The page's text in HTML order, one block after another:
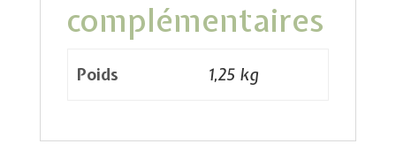
complémentaires
Poids 1,25 kg